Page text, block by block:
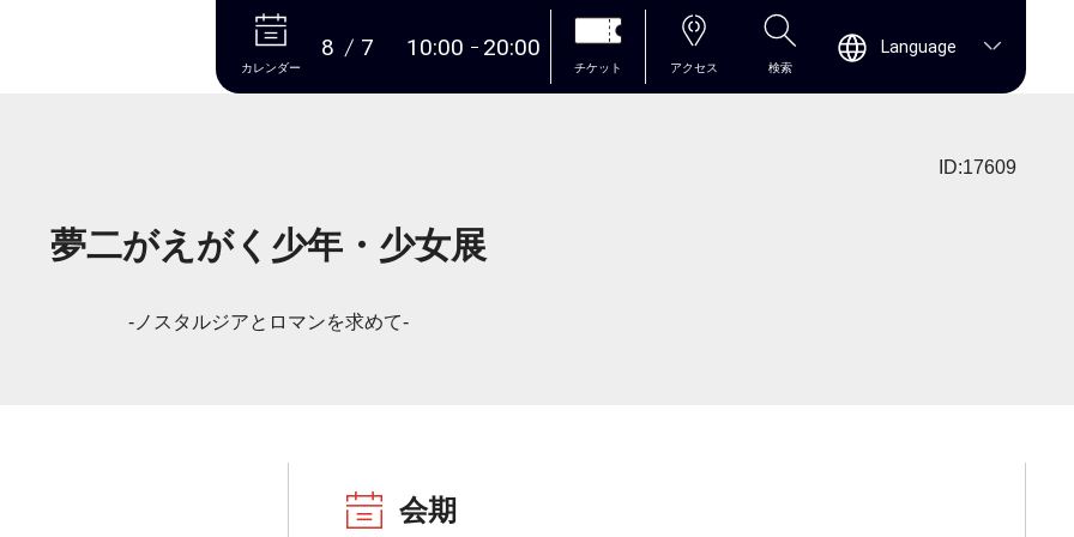
本文へ
カレンダー
8 7 10:00 20:00
チケット アクセス 検索
Language
ID:17609
夢二がえがく少年・少女展
-ノスタルジアとロマンを求めて-
会期